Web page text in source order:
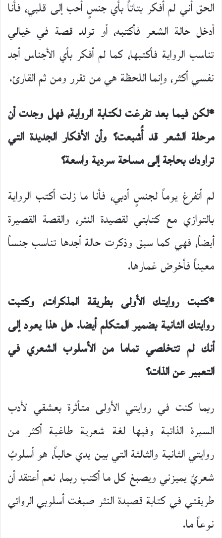
الحق أني لم أفكر بتاتاً بأي جنسٍ أحب إلى قلبي، فأنا
أدخل حالة الشعر فأكتبه، أو تولد قصة في خيالي
تناسب الرواية فأكتبها، كما لم أفكر بأي الأجناس أجد
نفسي أكثر، وإنما اللحظة هي من تقرر ومن ثم القارئ.
*لكن فيما بعد تفرغت لكتابة الرواية، فهل وجدت أن
مرحلة الشعر قد أُشبعت؟ وأن الأفكار الجديدة التي
تراودك بحاجة إلى مساحة سرديةواسعة؟
لم أتفرغ يوماً لجنسٍ أدبي، فأنا ما زلت أكتب الرواية
بالتوازي مع كتابتي لقصيدة النثر، والقصة القصيرة
أيضاً، فهي كما سبق وذكرت حالة أجدها تناسب جنساً
معيناً فأخوض غمارها.
*كتبت روايتك الأولى بطريقة المذكرات، وكتبت
روايتك الثانية بضمير المتكلم أيضا. هل هذا يعود إلى
أنك لم تتخلصي تماما من الأسلوب الشعري في
التعبير عنالذات؟
ربما كنت في روايتي الأولى متأثرة بعشقي لأدب
السيرة الذاتية وفيها لغة شعرية طاغية أكثر من
روايتي الثانية والثالثة التي بين يدي حالياً، هو أسلوبُ
شعريٌ يميزني ويصبغ كل ما أكتب ربما، نعم أعتقد أن
طريقتي في كتابة قصيدة النثر صبغت أسلوبي الروائي
نوعاً ما.